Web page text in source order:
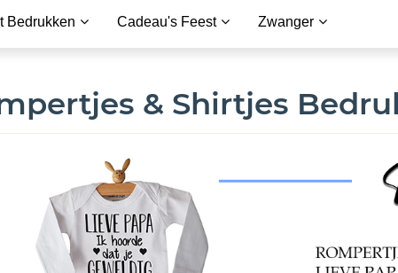
Bedrukken Cadeau's Feest Zwanger
& Shirtjes